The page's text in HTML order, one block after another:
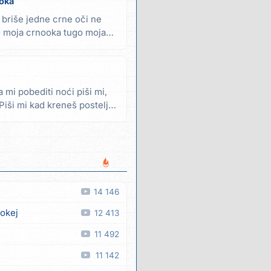
jedne crne oči ne
crnooka tugo moja
mi pobediti noći piši mi,
mi kad kreneš postelji
14 146
12 413
11 492
11 142